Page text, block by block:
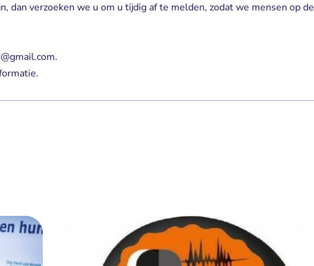
dan verzoeken we u om u tijdig af te melden, zodat we mensen op de